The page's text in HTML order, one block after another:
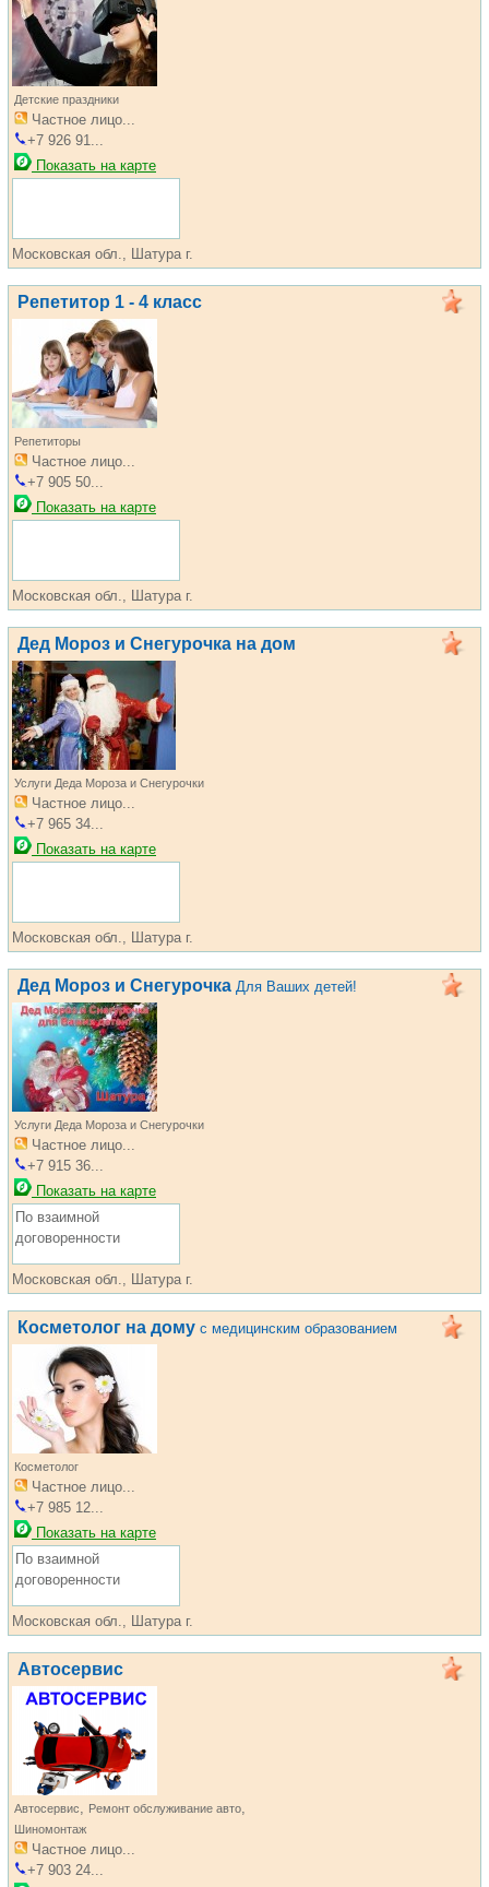
Детские праздники
Частное лицо...
+7 926 91...
Показать на карте
Московская обл., Шатура г.
Репетитор 1 - 4 класс
Репетиторы
Частное лицо...
+7 905 50...
Показать на карте
Московская обл., Шатура г.
Дед Мороз и Снегурочка на дом
Услуги Деда Мороза и Снегурочки
Частное лицо...
+7 965 34...
Показать на карте
Московская обл., Шатура г.
Дед Мороз и Снегурочка Для Ваших детей!
Услуги Деда Мороза и Снегурочки
Частное лицо...
+7 915 36...
Показать на карте
По взаимной
договоренности
Московская обл., Шатура г.
Косметолог на дому с медицинским образованием
Косметолог
Частное лицо...
+7 985 12...
Показать на карте
По взаимной
договоренности
Московская обл., Шатура г.
Автосервис
Автосервис, Ремонт обслуживание авто,
Шиномонтаж
Частное лицо...
+7 903 24...